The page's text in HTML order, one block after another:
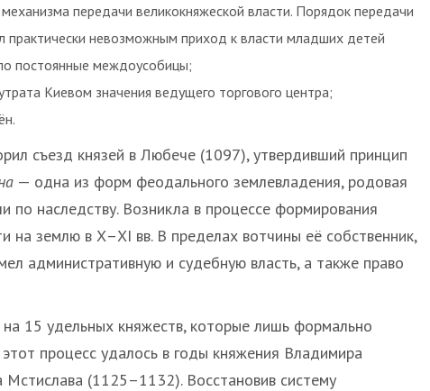
передачи великокняжеской власти. Порядок передачи
практически невозможным приход к власти младших детей
постоянные междоусобицы;
Киевом значения ведущего торгового центра;
съезд князей в Любече (1097), утвердивший принцип
— одна из форм феодального землевладения, родовая
по наследству. Возникла в процессе формирования
на землю в Х–XI вв. В пределах вотчины её собственник,
административную и судебную власть, а также право
на 15 удельных княжеств, которые лишь формально
процесс удалось в годы княжения Владимира
(1125–1132). Восстановив систему